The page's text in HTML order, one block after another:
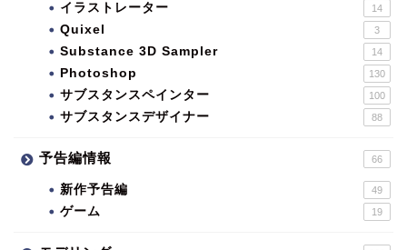
イラストレーター 14
Quixel 3
Substance 3D Sampler 14
Photoshop 130
サブスタンスペインター 100
サブスタンスデザイナー 88
予告編情報 66
新作予告編 49
ゲーム 19